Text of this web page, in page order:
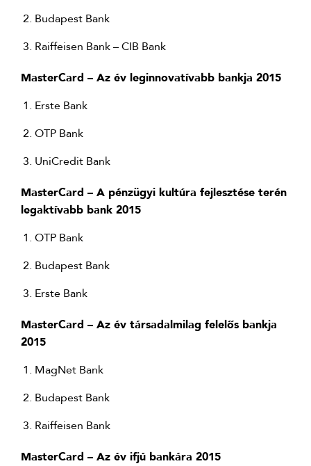
Budapest Bank
Raiffeisen Bank – CIB Bank
MasterCard – Az év leginnovatívabb bankja 2015
Erste Bank
OTP Bank
UniCredit Bank
MasterCard – A pénzügyi kultúra fejlesztése terén
legaktívabb bank 2015
OTP Bank
Budapest Bank
Erste Bank
MasterCard – Az év társadalmilag felelős bankja
2015
MagNet Bank
Budapest Bank
Raiffeisen Bank
MasterCard – Az év ifjú bankára 2015